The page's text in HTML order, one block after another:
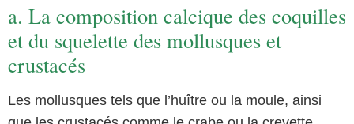
a. La composition calcique des coquilles
et du squelette des mollusques et
crustacés
Les mollusques tels que l’huître ou la moule, ainsi